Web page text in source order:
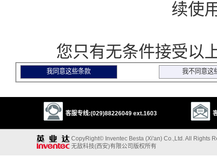
续使
您只有无条件接受以上
客服专线:(029)88226049 ext.1603
CopyRight© Inventec Besta (Xi'an) Co.,Ltd. All Rights
无敌科技(西安)有限公司版权所有